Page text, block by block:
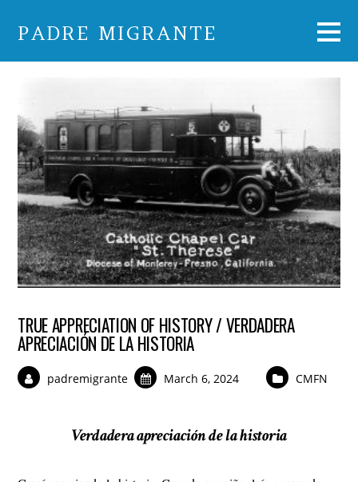
PADRE MIGRANTE
TRUE APPRECIATION OF HISTORY / VERDADERA
APRECIACIÓN DE LA HISTORIA
padremigrante March 6, 2024 CMFN
Verdadera apreciación de la historia